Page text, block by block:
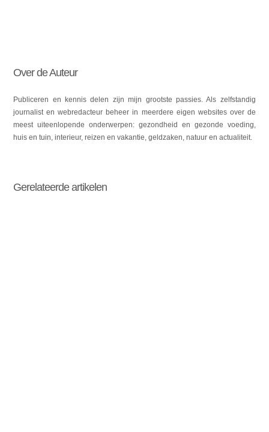
Over de Auteur
Publiceren en kennis delen zijn mijn grootste passies. Als zelfstandig
journalist en webredacteur beheer in meerdere eigen websites over de
meest uiteenlopende onderwerpen: gezondheid en gezonde voeding,
huis en tuin, interieur, reizen en vakantie, geldzaken, natuur en actualiteit.
Gerelateerde artikelen